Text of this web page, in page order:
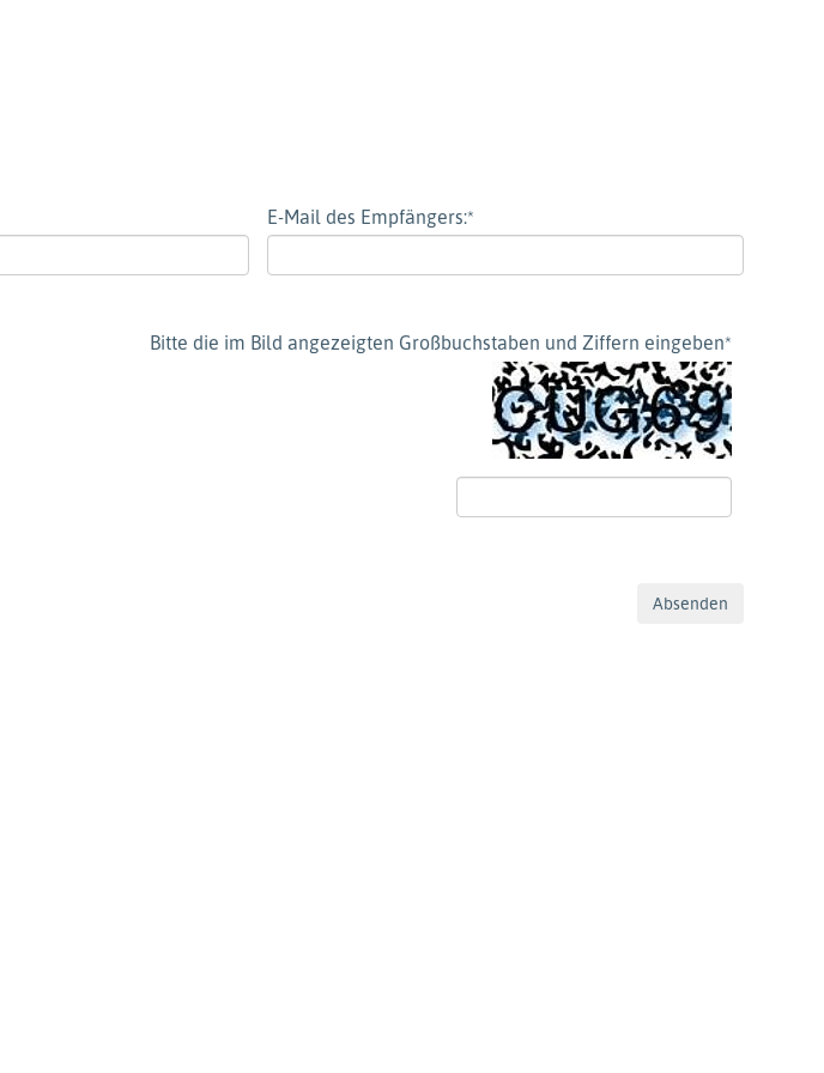
E-Mail des Empfängers:*
Bitte die im Bild angezeigten Großbuchstaben und Ziffern eingeben*
Absenden